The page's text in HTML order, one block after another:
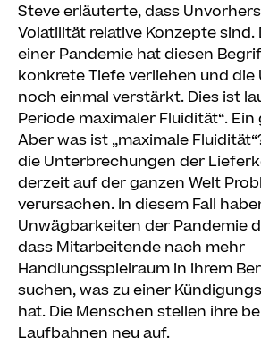
Steve erläuterte, dass
Volatilität relative Konzepte
einer Pandemie hat diesen
konkrete Tiefe verliehen und
noch einmal verstärkt. Dies ist
Periode maximaler Fluidität“.
Aber was ist „maximale
die Unterbrechungen der
derzeit auf der ganzen Welt
verursachen. In diesem Fall
Unwägbarkeiten der Pandemie
dass Mitarbeitende nach mehr
Handlungsspielraum in ihrem
suchen, was zu einer
hat. Die Menschen stellen ihre
Laufbahnen neu auf.